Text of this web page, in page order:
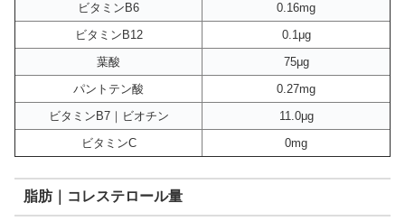
ビタミンB6
0.16mg
ビタミンB12
0.1μg
葉酸
75μg
パントテン酸
0.27mg
ビタミンB7｜ビオチン
11.0μg
ビタミンC
0mg
脂肪｜コレステロール量